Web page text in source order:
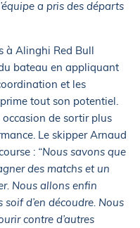
a pris des départs
à Alinghi Red Bull
bateau en appliquant
et les
tout son potentiel.
de sortir plus
Le skipper Arnaud
: “Nous savons que
des matchs et un
Nous allons enfin
d’en découdre. Nous
contre d’autres